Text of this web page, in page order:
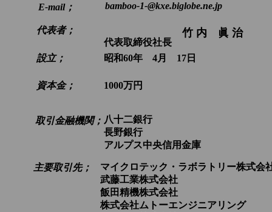
主要取引先；
マイクロテック・ラボラトリー株式会
武藤工業株式会社
飯田精機株式会社
株式会社ムトーエンジニアリング
E-mail； bamboo-1-@kxe.biglobe.ne.jp
代表者； 竹 内 眞 治
代表取締役社長
設立；
昭和60年 4月 17日
資本金； 1000万円
取引金融機関； 八十二銀行
長野銀行
アルプス中央信用金庫